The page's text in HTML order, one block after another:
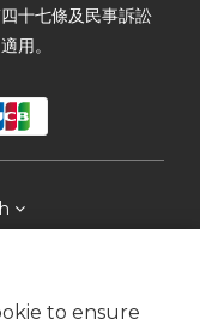
to ensure
十七條及民事訴訟
用。